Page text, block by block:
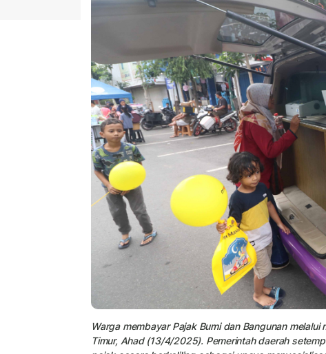
Warga membayar Pajak Bumi dan Bangunan
Timur, Ahad (13/4/2025). Pemerintah daerah